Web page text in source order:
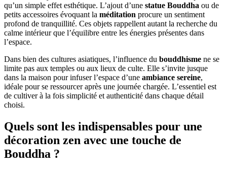
qu’un simple effet esthétique. L’ajout d’une statue Bouddha ou de
petits accessoires évoquant la méditation procure un sentiment
profond de tranquillité. Ces objets rappellent autant la recherche du
calme intérieur que l’équilibre entre les énergies présentes dans
l’espace.
Dans bien des cultures asiatiques, l’influence du bouddhisme ne se
limite pas aux temples ou aux lieux de culte. Elle s’invite jusque
dans la maison pour infuser l’espace d’une ambiance sereine,
idéale pour se ressourcer après une journée chargée. L’essentiel est
de cultiver à la fois simplicité et authenticité dans chaque détail
choisi.
Quels sont les indispensables pour une
décoration zen avec une touche de
Bouddha ?